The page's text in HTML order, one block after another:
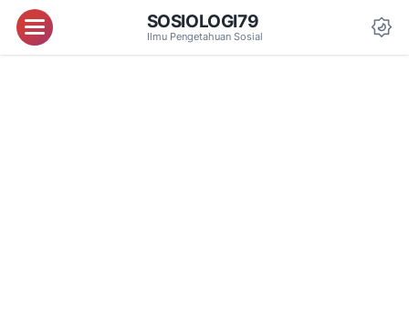
Menu SOSIOLOGI79
Ilmu Pengetahuan Sosial